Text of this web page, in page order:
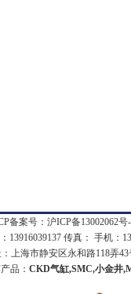
备案号： 沪ICP备13002062号
13916039137 传真： 手机：
上海市静安区永和路118弄43
品： CKD气缸,SMC,小金井